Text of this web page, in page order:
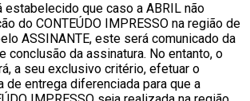
estabelecido que caso a ABRIL não
do CONTEÚDO IMPRESSO na região de
ASSINANTE, este será comunicado da
conclusão da assinatura. No entanto, o
a seu exclusivo critério, efetuar o
de entrega diferenciada para que a